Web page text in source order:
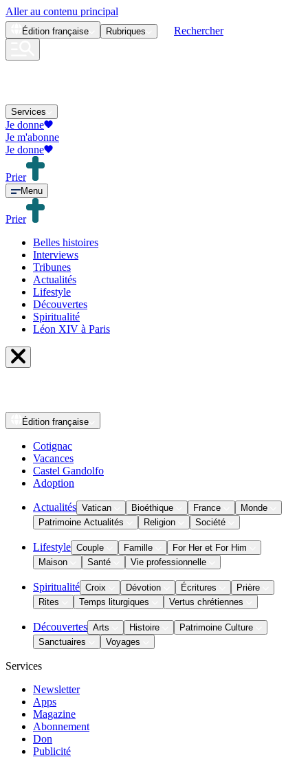
Aller au contenu principal
Édition française Rubriques Rechercher
Services
Je donne
Je m'abonne
Je donne
Prier
Menu
Prier
Belles histoires
Interviews
Tribunes
Actualités
Lifestyle
Découvertes
Spiritualité
Léon XIV à Paris
Édition française
Cotignac
Vacances
Castel Gandolfo
Adoption
Actualités Vatican Bioéthique France
Monde
Patrimoine Actualités
Religion Société
Lifestyle Couple Famille
For Her et For Him
Maison
Santé Vie professionnelle
Spiritualité Croix Dévotion Écritures
Prière
Rites
Temps liturgiques Vertus chrétiennes
Découvertes Arts Histoire
Patrimoine Culture
Sanctuaires
Voyages
Services
Newsletter
Apps
Magazine
Abonnement
Don
Publicité